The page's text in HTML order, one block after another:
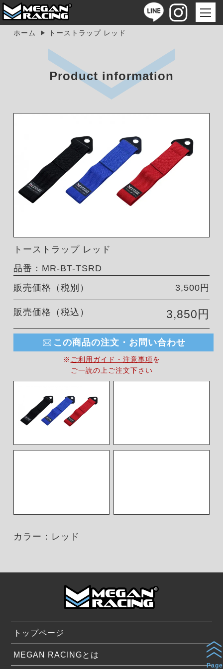
ホーム トーストラップ レッド
Product information
トーストラップ レッド
品番：MR-BT-TSRD
販売価格（税別）
3,500円
販売価格（税込） 3,850円
この商品の注文・お問い合わせ
※ ご利用ガイド・注意事項を
ご一読の上ご注文下さい
カラー：レッド
トップページ
MEGAN RACINGとは
Page